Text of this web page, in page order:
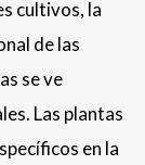
cultivos, la
de las
se ve
Las plantas
en la